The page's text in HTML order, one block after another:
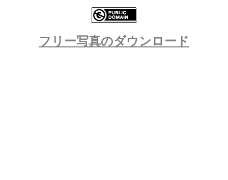
フリー写真のダウンロード